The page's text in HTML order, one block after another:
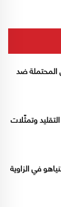
المحتملة ضد
التقليد وتمثّلات
في الزاوية